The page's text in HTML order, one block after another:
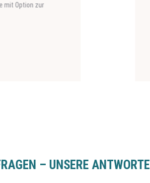
auf der Straße gefunden und in Sicherheit
und Teil einer Familie werden.
könnt ihr hier lesen:
– UNSERE